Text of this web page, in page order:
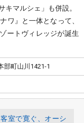
キマルシェ」も併設。
ワ』と一体となって、
ートヴィレッジが誕生
部町山川1421-1
室で寛ぐ、オーシ